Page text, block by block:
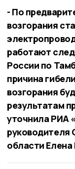
- По
возгорания
работают
России по
причина
возгорания
результатам
уточнила РИА
руководителя
области Елена